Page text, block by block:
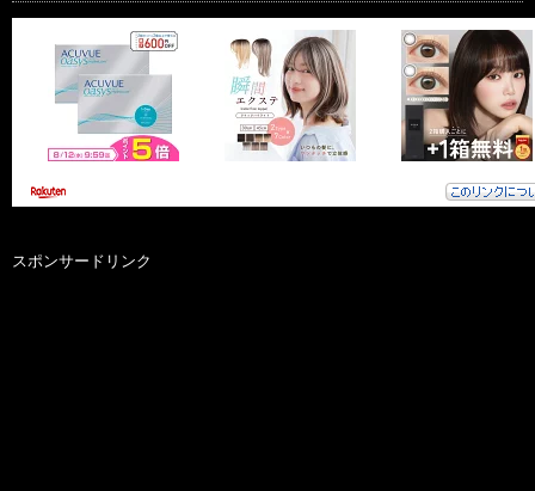
スポンサードリンク